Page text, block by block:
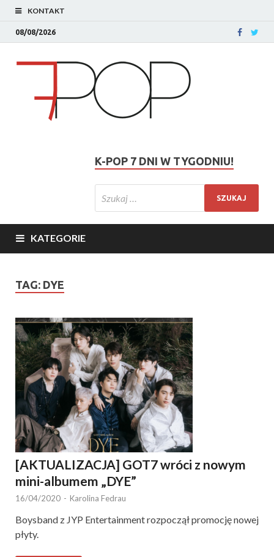
KONTAKT
08/08/2026
K-POP 7 DNI W TYGODNIU!
KATEGORIE
TAG: DYE
[AKTUALIZACJA] GOT7 wróci z nowym
mini-albumem „DYE”
16/04/2020 - Karolina Fedrau
Boysband z JYP Entertainment rozpoczął promocję nowej
płyty.